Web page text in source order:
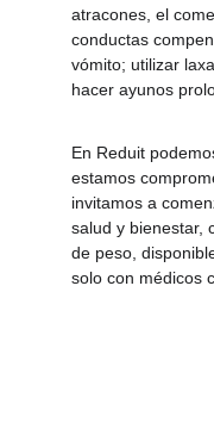
atracones, el
conductas
vómito; utilizar
hacer ayunos
En Reduit
estamos
invitamos a
salud y bienestar,
de peso,
solo con médicos